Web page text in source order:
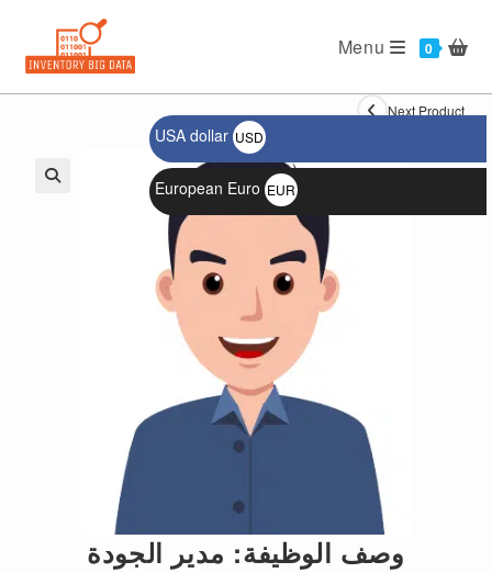
0
Menu
Next Product
وصف الوظيفة: مدير الجودة
USD
$
EUR
€